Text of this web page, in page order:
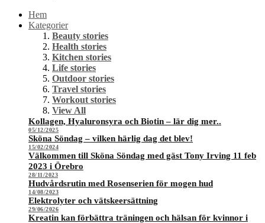
Hem
Kategorier
Beauty stories
Health stories
Kitchen stories
Life stories
Outdoor stories
Travel stories
Workout stories
View All
Kollagen, Hyaluronsyra och Biotin – lär dig mer..
05/12/2025
Sköna Söndag – vilken härlig dag det blev!
15/02/2024
Välkommen till Sköna Söndag med gäst Tony Irving 11 feb
2023 i Örebro
28/11/2023
Hudvårdsrutin med Rosenserien för mogen hud
14/08/2023
Elektrolyter och vätskeersättning
29/06/2026
Kreatin kan förbättra träningen och hälsan för kvinnor i